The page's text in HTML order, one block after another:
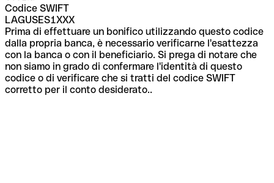
Codice SWIFT
LAGUSES1XXX
Prima di effettuare un bonifico utilizzando questo codice
dalla propria banca, è necessario verificarne l'esattezza
con la banca o con il beneficiario. Si prega di notare che
non siamo in grado di confermare l'identità di questo
codice o di verificare che si tratti del codice SWIFT
corretto per il conto desiderato..